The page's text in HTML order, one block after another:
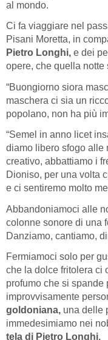
al mondo.
Ci fa viaggiare nel
Pisani Moretta, in
Pietro Longhi, e dei
opere, che quella notte
“Buongiorno siora
maschera ci sia un
popolano, non ha più
“Semel in anno licet
diamo libero sfogo alle
creativo, abbattiamo i
Dioniso, per una volta
e ci sentiremo molto
Abbandoniamoci alle
colonne sonore di una
Danziamo, cantiamo,
Fermiamoci solo per
che la dolce fritolera ci
profumo che si
improvvisamente
goldoniana, una delle
immedesimiamo nei
tela di Pietro Longhi.